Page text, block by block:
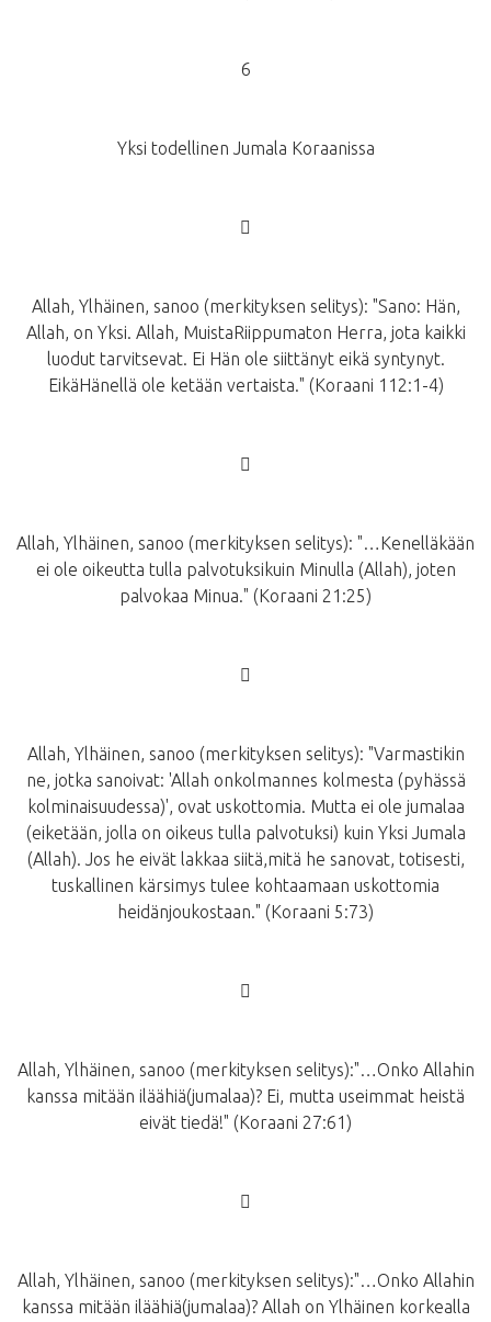
6
Yksi todellinen Jumala Koraanissa
􀂾
Allah, Ylhäinen, sanoo (merkityksen selitys): "Sano: Hän,
Allah, on Yksi. Allah, MuistaRiippumaton Herra, jota kaikki
luodut tarvitsevat. Ei Hän ole siittänyt eikä syntynyt.
EikäHänellä ole ketään vertaista." (Koraani 112:1-4)
􀂾
Allah, Ylhäinen, sanoo (merkityksen selitys): "…Kenelläkään
ei ole oikeutta tulla palvotuksikuin Minulla (Allah), joten
palvokaa Minua." (Koraani 21:25)
􀂾
Allah, Ylhäinen, sanoo (merkityksen selitys): "Varmastikin
ne, jotka sanoivat: 'Allah onkolmannes kolmesta (pyhässä
kolminaisuudessa)', ovat uskottomia. Mutta ei ole jumalaa
(eiketään, jolla on oikeus tulla palvotuksi) kuin Yksi Jumala
(Allah). Jos he eivät lakkaa siitä,mitä he sanovat, totisesti,
tuskallinen kärsimys tulee kohtaamaan uskottomia
heidänjoukostaan." (Koraani 5:73)
􀂾
Allah, Ylhäinen, sanoo (merkityksen selitys):"…Onko Allahin
kanssa mitään iläähiä(jumalaa)? Ei, mutta useimmat heistä
eivät tiedä!" (Koraani 27:61)
􀂾
Allah, Ylhäinen, sanoo (merkityksen selitys):"…Onko Allahin
kanssa mitään iläähiä(jumalaa)? Allah on Ylhäinen korkealla